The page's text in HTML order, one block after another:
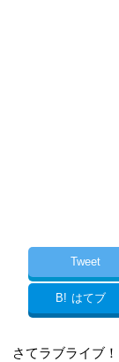
Tweet
B! はてブ
さてラブライブ